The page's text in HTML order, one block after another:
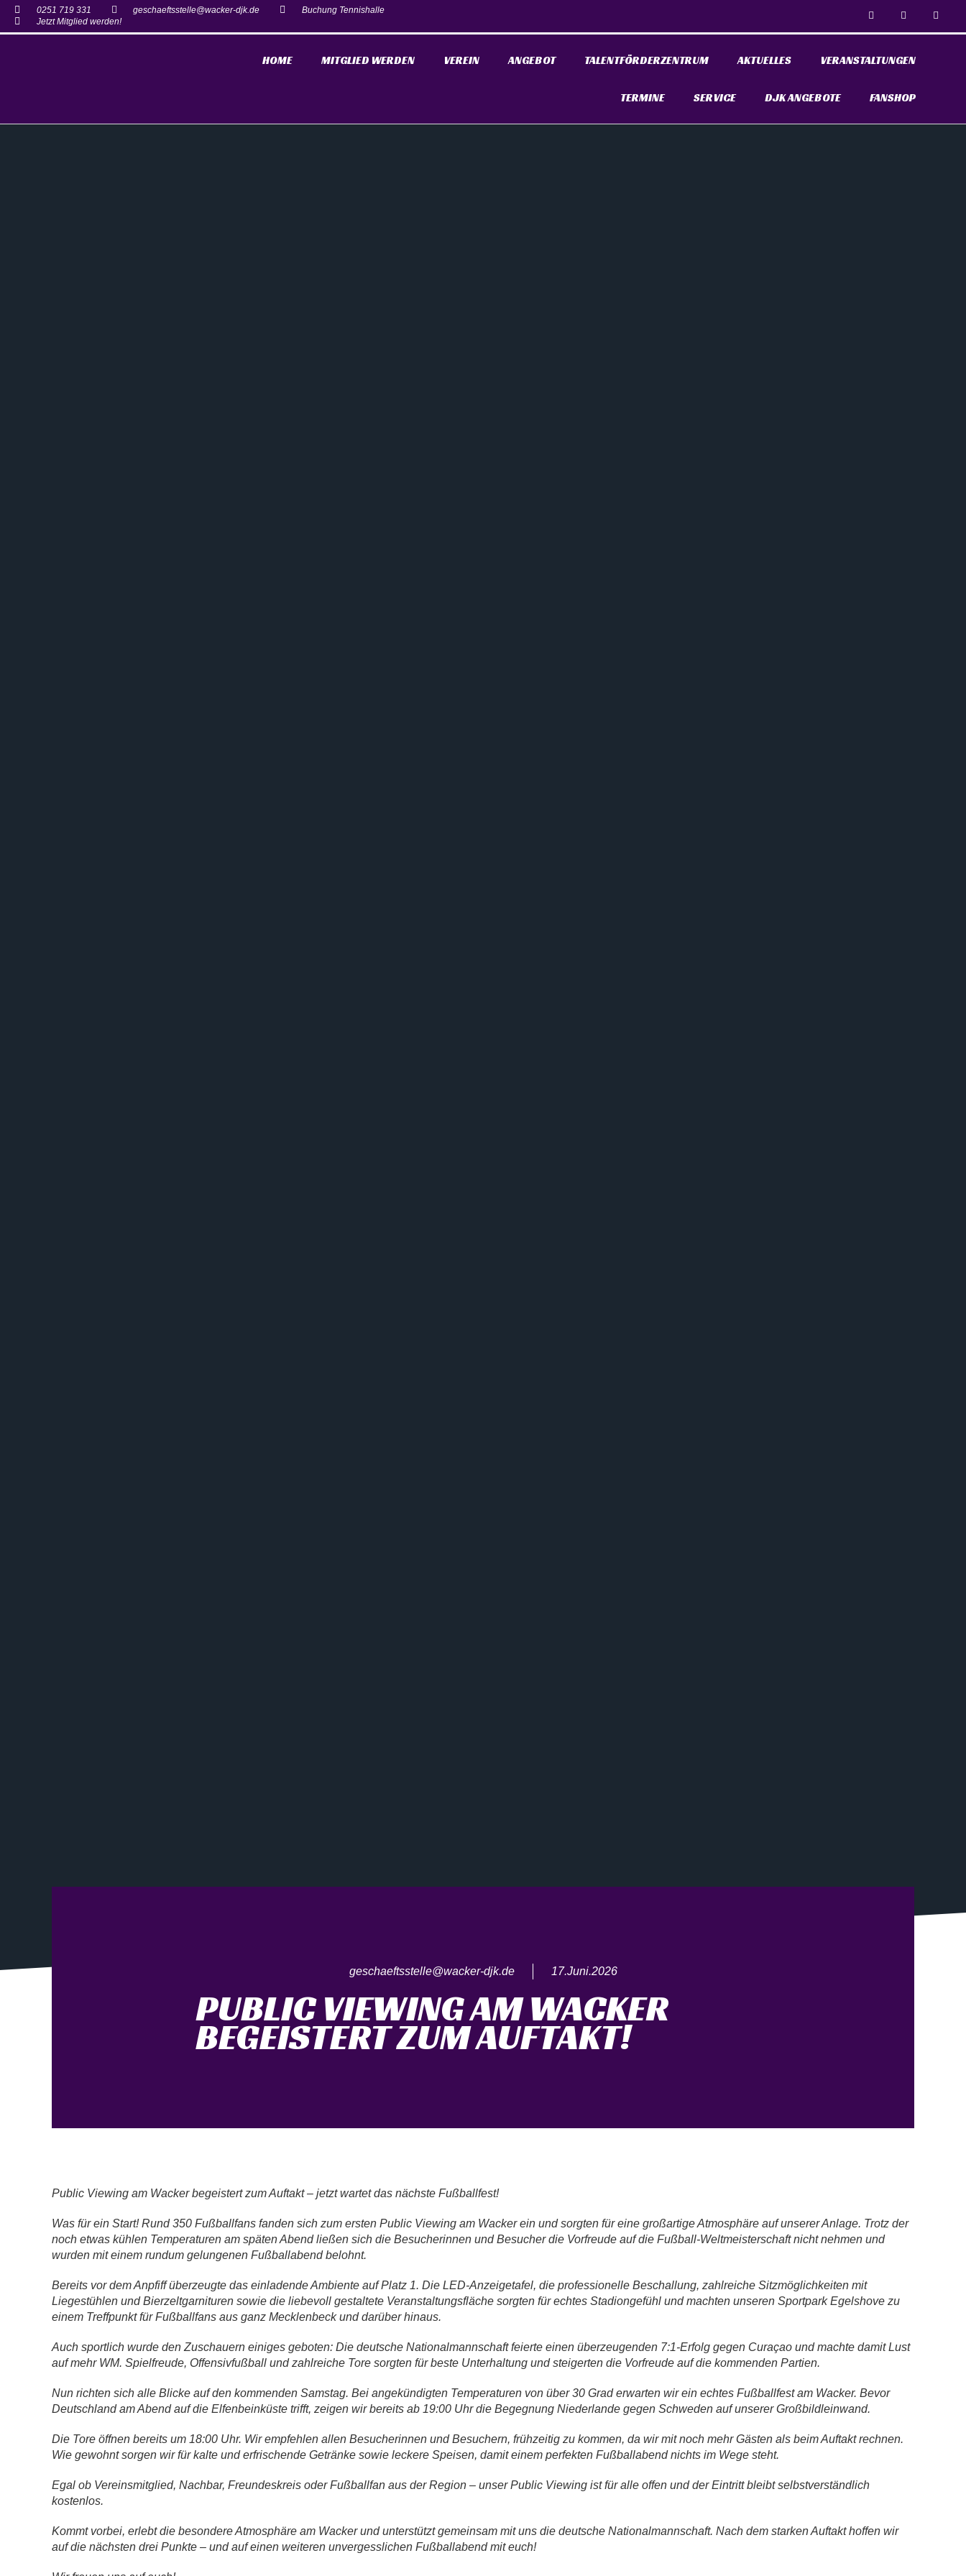
0251 719 331 geschaeftsstelle@wacker-djk.de
Buchung Tennishalle
Jetzt Mitglied werden!
HOME MITGLIED WERDEN VEREIN ANGEBOT TALENTFÖRDERZENTRUM AKTUELLES VERANSTALTUNGEN
TERMINE SERVICE DJK ANGEBOTE FANSHOP
geschaeftsstelle@wacker-djk.de 17.Juni.2026
PUBLIC VIEWING AM WACKER
BEGEISTERT ZUM AUFTAKT!
Public Viewing am Wacker begeistert zum Auftakt – jetzt wartet das nächste Fußballfest!
Was für ein Start! Rund 350 Fußballfans fanden sich zum ersten Public Viewing am Wacker ein und sorgten für eine großartige Atmosphäre auf unserer Anlage. Trotz der
noch etwas kühlen Temperaturen am späten Abend ließen sich die Besucherinnen und Besucher die Vorfreude auf die Fußball-Weltmeisterschaft nicht nehmen und
wurden mit einem rundum gelungenen Fußballabend belohnt.
Bereits vor dem Anpfiff überzeugte das einladende Ambiente auf Platz 1. Die LED-Anzeigetafel, die professionelle Beschallung, zahlreiche Sitzmöglichkeiten mit
Liegestühlen und Bierzeltgarnituren sowie die liebevoll gestaltete Veranstaltungsfläche sorgten für echtes Stadiongefühl und machten unseren Sportpark Egelshove zu
einem Treffpunkt für Fußballfans aus ganz Mecklenbeck und darüber hinaus.
Auch sportlich wurde den Zuschauern einiges geboten: Die deutsche Nationalmannschaft feierte einen überzeugenden 7:1-Erfolg gegen Curaçao und machte damit Lust
auf mehr WM. Spielfreude, Offensivfußball und zahlreiche Tore sorgten für beste Unterhaltung und steigerten die Vorfreude auf die kommenden Partien.
Nun richten sich alle Blicke auf den kommenden Samstag. Bei angekündigten Temperaturen von über 30 Grad erwarten wir ein echtes Fußballfest am Wacker. Bevor
Deutschland am Abend auf die Elfenbeinküste trifft, zeigen wir bereits ab 19:00 Uhr die Begegnung Niederlande gegen Schweden auf unserer Großbildleinwand.
Die Tore öffnen bereits um 18:00 Uhr. Wir empfehlen allen Besucherinnen und Besuchern, frühzeitig zu kommen, da wir mit noch mehr Gästen als beim Auftakt rechnen.
Wie gewohnt sorgen wir für kalte und erfrischende Getränke sowie leckere Speisen, damit einem perfekten Fußballabend nichts im Wege steht.
Egal ob Vereinsmitglied, Nachbar, Freundeskreis oder Fußballfan aus der Region – unser Public Viewing ist für alle offen und der Eintritt bleibt selbstverständlich
kostenlos.
Kommt vorbei, erlebt die besondere Atmosphäre am Wacker und unterstützt gemeinsam mit uns die deutsche Nationalmannschaft. Nach dem starken Auftakt hoffen wir
auf die nächsten drei Punkte – und auf einen weiteren unvergesslichen Fußballabend mit euch!